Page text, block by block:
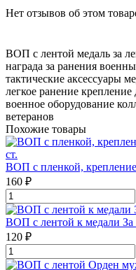
Нет отзывов об этом
ВОП с лентой медаль за
награда за ранения
тактические аксессуары
легкое ранение крепление
военное оборудование
ветеранов
Похожие товары
ВОП с пленкой, крепление
160 ₽
ВОП с лентой к медали За
120 ₽